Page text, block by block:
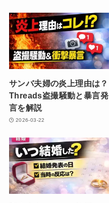
サンバ夫婦の炎上理由は？
Threads盗撮騒動と暴言発
言を解説
2026-03-22